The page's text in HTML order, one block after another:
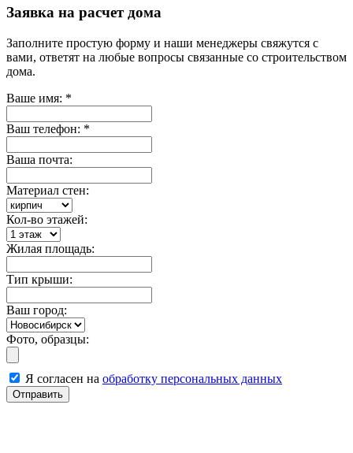
Заявка на расчет дома
Заполните простую форму и наши менеджеры свяжутся с
вами, ответят на любые вопросы связанные со строительством
дома.
Ваше имя: *
Ваш телефон: *
Ваша почта:
Материал стен:
Кол-во этажей:
Жилая площадь:
Тип крыши:
Ваш город:
Фото, образцы:
Я согласен на обработку персональных данных
Отправить